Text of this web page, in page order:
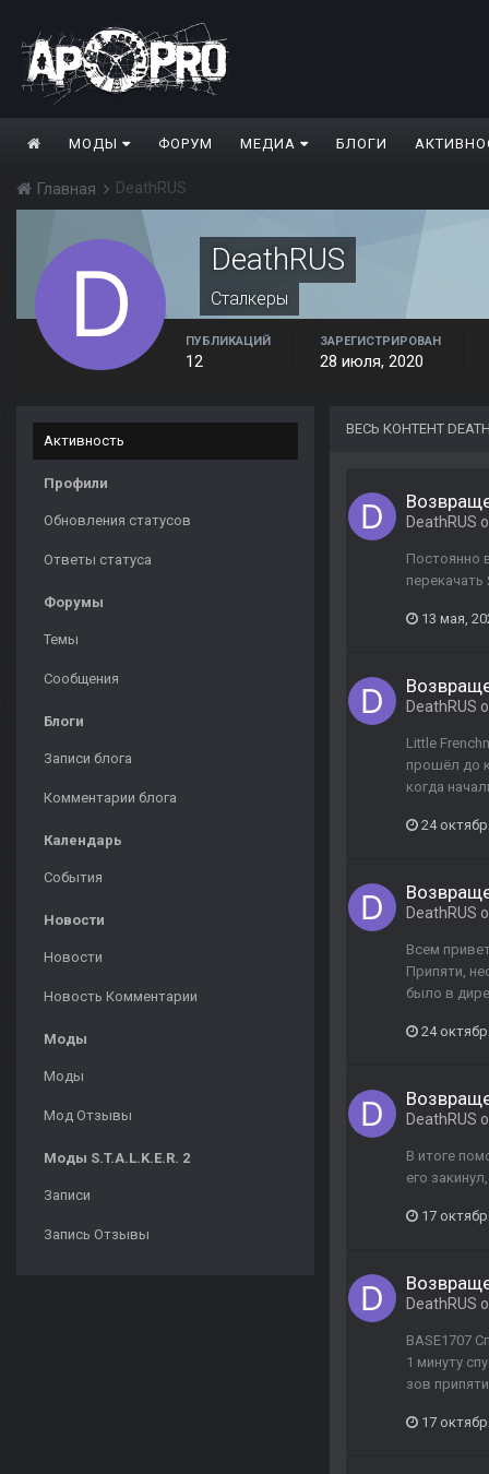
МОДЫ ФОРУМ МЕДИА БЛОГИ
Главная DeathRUS
DeathRUS
Сталкеры
ПУБЛИКАЦИЙ
12
ЗАРЕГИСТРИРОВАН
28 июля, 2020
Активность
Профили
Обновления статусов
Ответы статуса
Форумы
Темы
Сообщения
Блоги
Записи блога
Комментарии блога
Календарь
События
Новости
Новости
Новость Комментарии
Моды
Моды
Мод Отзывы
Моды S.T.A.L.K.E.R. 2
Записи
Запись Отзывы
ВЕСЬ КОНТЕНТ
DeathRUS
Постоянно
13 мая,
DeathRUS
Little
прошёл до
когда
24
DeathRUS
Всем
Припяти,
было в
24
DeathRUS
В итоге
его
17
DeathRUS
BASE1707
1 минуту
зов
17